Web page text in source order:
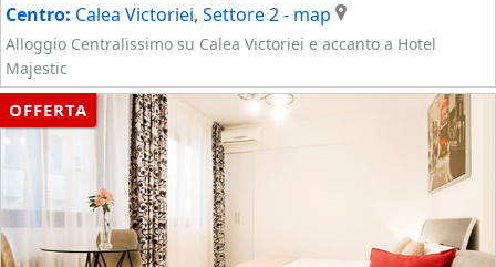
Centro: Calea Victoriei, Settore 2- map
Alloggio Centralissimo su Calea Victoriei e accanto a Hotel
Majestic
OFFERTA